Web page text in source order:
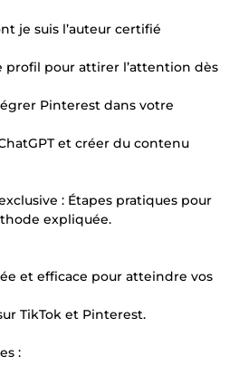
je suis l’auteur certifié
profil pour attirer l’attention dès
Pinterest dans votre
et créer du contenu
: Étapes pratiques pour
expliquée.
et efficace pour atteindre vos
TikTok et Pinterest.
: